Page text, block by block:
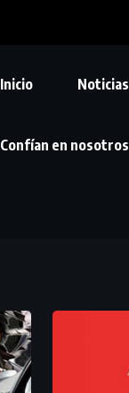
Inicio Noticias
Confían en nosotros